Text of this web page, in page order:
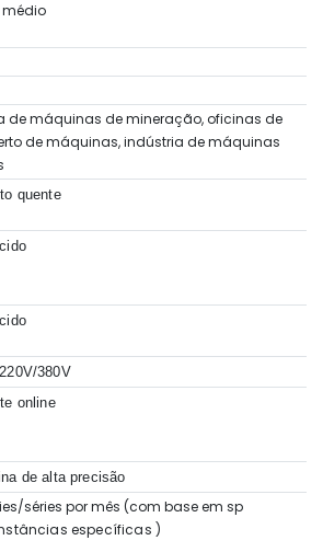
médio
de máquinas de mineração, oficinas de
de máquinas, indústria de máquinas
quente
380V
online
de alta precisão
séries por mês (com base em sp
específicas )